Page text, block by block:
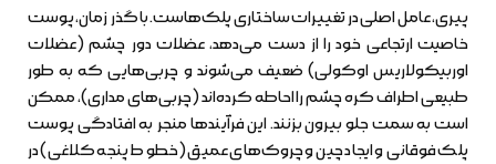
پیری، عامل اصلی در تغییرات ساختاری پلک‌هاست. با گذر زمان، پوست
خاصیت ارتجاعی خود را از دست می‌دهد، عضلات دور چشم (عضلات
اوربیکولاریس اوکولی) ضعیف می‌شوند و چربی‌هایی که به طور
طبیعی اطراف کره چشم را احاطه کرده‌اند (چربی‌های مداری)، ممکن
است به سمت جلو بیرون بزنند. این فرآیندها منجر به افتادگی پوست
پلک فوقانی و ایجاد چین و چروک‌های عمیق (خطوط پنجه کلاغی) در